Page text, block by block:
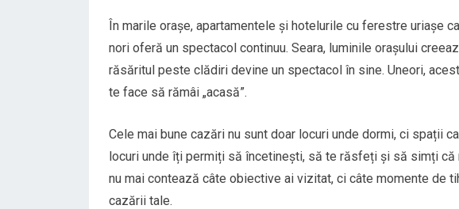
În marile orașe, apartamentele și hotelurile cu ferestre uriașe
nori oferă un spectacol continuu. Seara, luminile orașului
răsăritul peste clădiri devine un spectacol în sine. Uneori,
te face să rămâi „acasă”.
Cele mai bune cazări nu sunt doar locuri unde dormi, ci spații
locuri unde îți permiți să încetinești, să te răsfeți și să simți
nu mai contează câte obiective ai vizitat, ci câte momente de
cazării tale.